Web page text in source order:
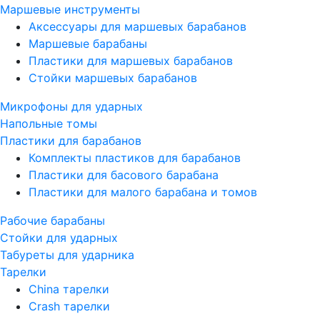
Маршевые инструменты
Аксессуары для маршевых барабанов
Маршевые барабаны
Пластики для маршевых барабанов
Стойки маршевых барабанов
Микрофоны для ударных
Напольные томы
Пластики для барабанов
Комплекты пластиков для барабанов
Пластики для басового барабана
Пластики для малого барабана и томов
Рабочие барабаны
Стойки для ударных
Табуреты для ударника
Тарелки
China тарелки
Crash тарелки